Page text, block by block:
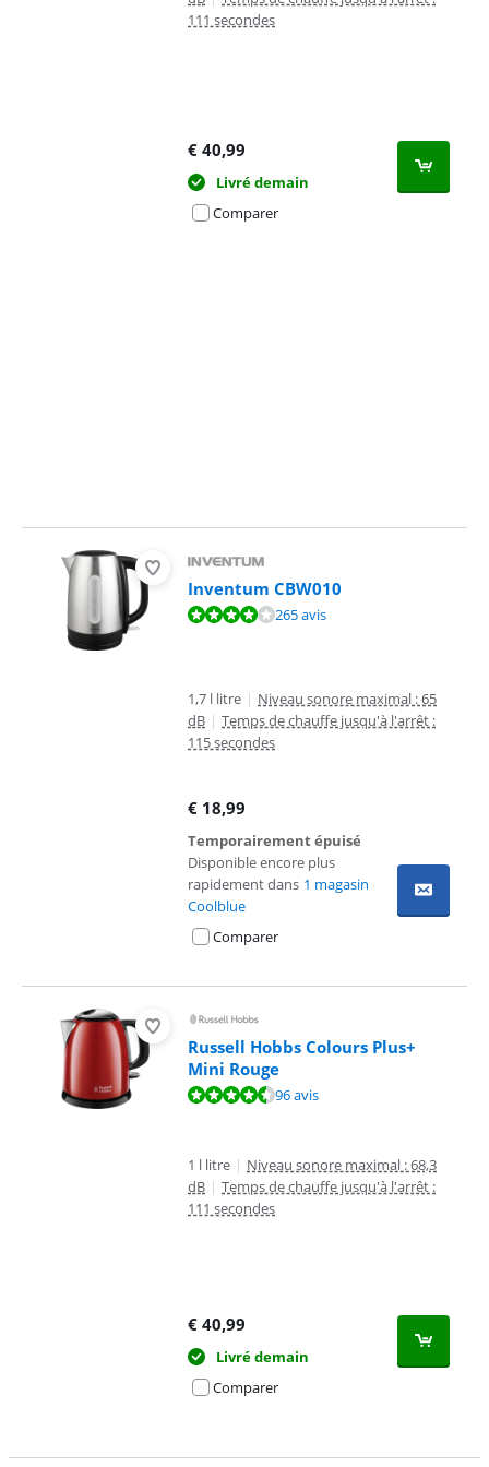
111 secondes
€ 40,99
Livré demain
Comparer
Inventum CBW010
La note est de 8,0 sur 10, basée sur 265 avis.
265 avis
1,7 l litre | Niveau sonore maximal : 65
dB | Temps de chauffe jusqu'à l'arrêt :
115 secondes
€ 18,99
Temporairement épuisé
Disponible encore plus
rapidement dans 1 magasin
Coolblue
Comparer
Russell Hobbs Colours Plus+
Mini Rouge
La note est de 8,6 sur 10, basée sur 96 avis.96 avis
1 l litre | Niveau sonore maximal : 68,3
dB | Temps de chauffe jusqu'à l'arrêt :
111 secondes
€ 40,99
Livré demain
Comparer